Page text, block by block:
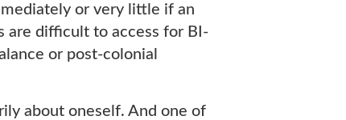
or very little if an
are difficult to access for BI-
or post-colonial
about oneself. And one of